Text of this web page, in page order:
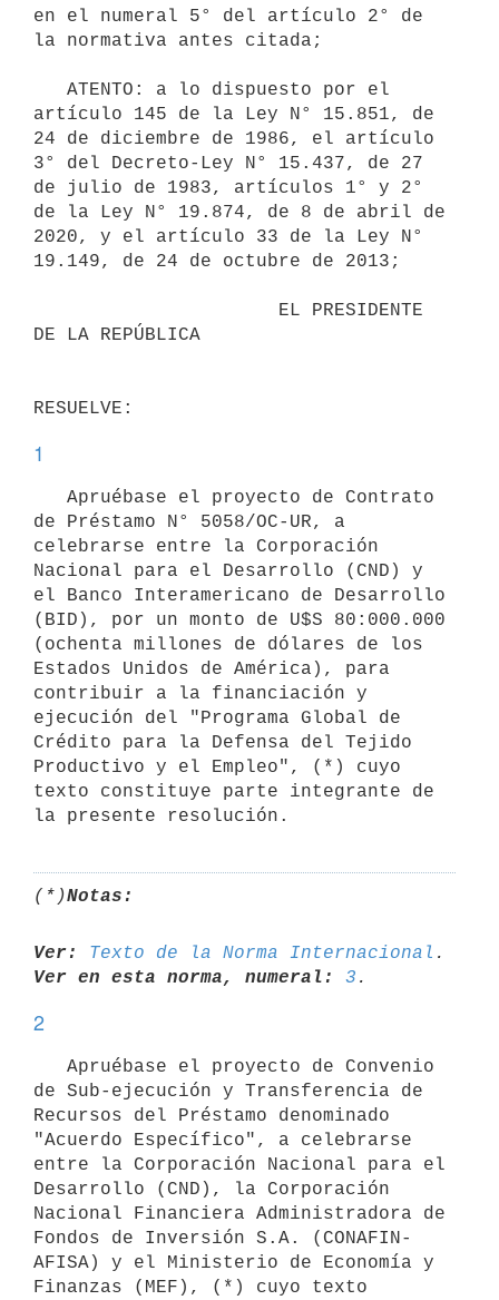
en el numeral 5° del artículo 2° de
la normativa antes citada;
artículo 145 de la Ley N° 15.851, de
24 de diciembre de 1986, el artículo
3° del Decreto-Ley N° 15.437, de 27
de julio de 1983, artículos 1° y 2°
de la Ley N° 19.874, de 8 de abril de
2020, y el artículo 33 de la Ley N°
19.149, de 24 de octubre de 2013;
DE LA REPÚBLICA
1
de Préstamo N° 5058/OC-UR, a
celebrarse entre la Corporación
Nacional para el Desarrollo (CND) y
el Banco Interamericano de Desarrollo
(BID), por un monto de U$S 80:000.000
(ochenta millones de dólares de los
Estados Unidos de América), para
contribuir a la financiación y
ejecución del "Programa Global de
Crédito para la Defensa del Tejido
Productivo y el Empleo", (*) cuyo
texto constituye parte integrante de
la presente resolución.
(*)Notas:
Ver: Texto de la Norma Internacional
Ver en esta norma, numeral:
3
2
de Sub-ejecución y Transferencia de
Recursos del Préstamo denominado
"Acuerdo Específico", a celebrarse
entre la Corporación Nacional para el
Desarrollo (CND), la Corporación
Nacional Financiera Administradora de
Fondos de Inversión S.A. (CONAFIN-
AFISA) y el Ministerio de Economía y
Finanzas (MEF), (*) cuyo texto